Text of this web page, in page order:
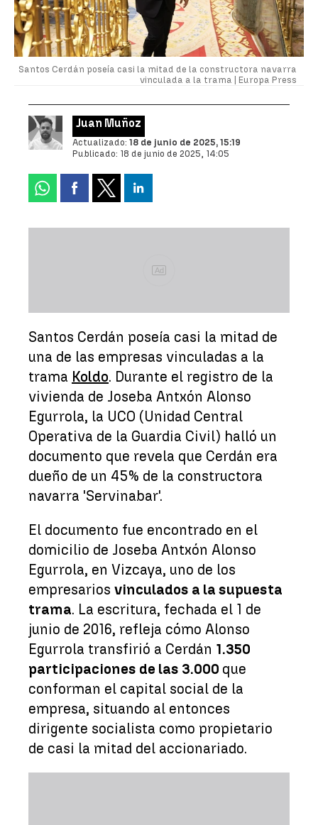
Santos Cerdán poseía casi la mitad de la constructora navarra
vinculada a la trama | Europa Press
Juan Muñoz
Actualizado:18 de junio de 2025, 15:19
Publicado: 18 de junio de 2025, 14:05
Ad
Santos Cerdán poseía casi la mitad de
una de las empresas vinculadas a la
trama Koldo. Durante el registro de la
vivienda de Joseba Antxón Alonso
Egurrola, la UCO (Unidad Central
Operativa de la Guardia Civil) halló un
documento que revela que Cerdán era
dueño de un 45% de la constructora
navarra 'Servinabar'.
El documento fue encontrado en el
domicilio de Joseba Antxón Alonso
Egurrola, en Vizcaya, uno de los
empresarios vinculados a la supuesta
trama. La escritura, fechada el 1 de
junio de 2016, refleja cómo Alonso
Egurrola transfirió a Cerdán 1.350
participaciones de las 3.000 que
conforman el capital social de la
empresa, situando al entonces
dirigente socialista como propietario
de casi la mitad del accionariado.